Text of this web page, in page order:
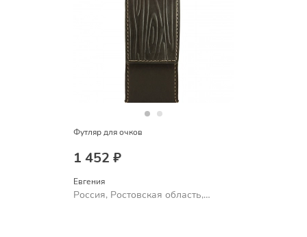
Футляр для очков
1 452 ₽
Евгения
Россия, Ростовская область,